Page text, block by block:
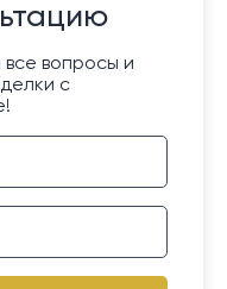
вопросы и
с